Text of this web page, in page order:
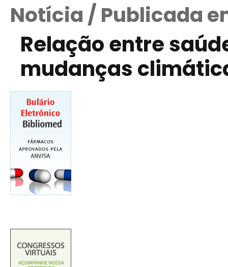
Notícia / Publicada
Relação entre
mudanças